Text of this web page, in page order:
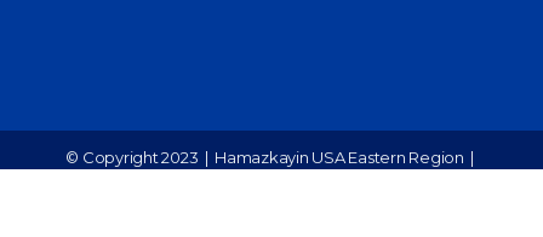
© Copyright 2023 | Hamazkayin USA Eastern Region |